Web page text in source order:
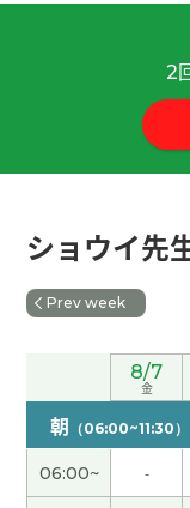
谢谢老师！我
因为暑假的时
秋天打算回国。
面。( 女性 )
您参加志愿者
今天我休息。我
女性 )
2
ショウイ先
Prev week
8/7
金
朝 （06:00~11:30）
06:00~ -